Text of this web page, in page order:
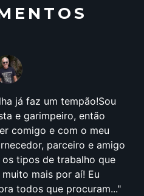
já faz um tempão!Sou
e garimpeiro, então
comigo e com o meu
parceiro e amigo
tipos de trabalho que
mais por aí! Eu
todos que procuram...